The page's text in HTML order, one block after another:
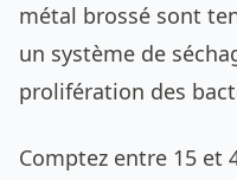
métal brossé sont
un système de
prolifération des
Comptez entre 15 et